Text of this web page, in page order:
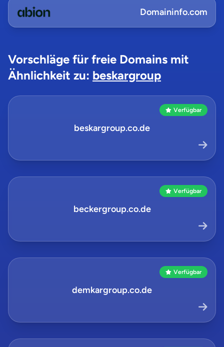
Domaininfo.com
Vorschläge für freie Domains mit
Ähnlichkeit zu: beskargroup
Verfügbar
beskargroup.co.de
Verfügbar
beckergroup.co.de
Verfügbar
demkargroup.co.de